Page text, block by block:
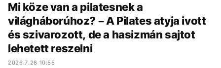
Mi köze van a pilatesnek a
világháborúhoz? – A Pilates atyja ivott
és szivarozott, de a hasizmán sajtot
lehetett reszelni
2026.7.28 10:55